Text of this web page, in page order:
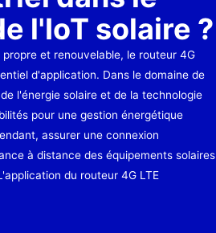
l'IoT solaire ?
et renouvelable, le routeur 4G
d'application. Dans le domaine de
l'énergie solaire et de la technologie
pour une gestion énergétique
assurer une connexion
à distance des équipements solaires
du routeur 4G LTE